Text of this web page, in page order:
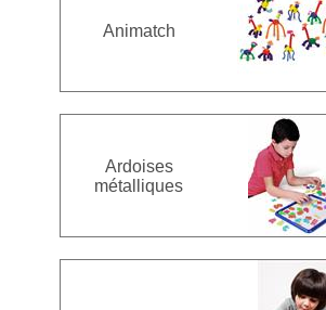
Animatch
Ardoises
métalliques